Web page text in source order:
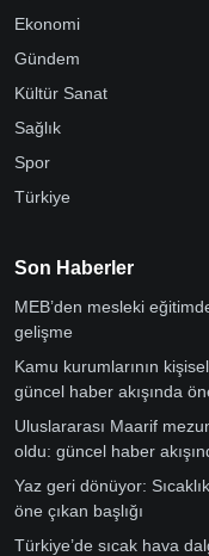
Ekonomi
Gündem
Kültür Sanat
Sağlık
Spor
Türkiye
Son Haberler
MEB’den mesleki
gelişme
Kamu kurumlarının
güncel haber akışında
Uluslararası Maarif
oldu: güncel haber
Yaz geri dönüyor:
öne çıkan başlığı
Türkiye’de sıcak hava